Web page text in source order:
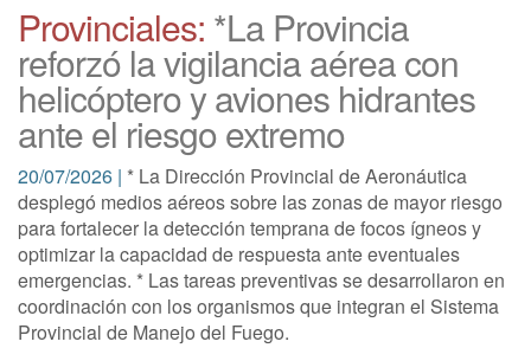
Provinciales: *La Provincia
reforzó la vigilancia aérea con
helicóptero y aviones hidrantes
ante el riesgo extremo
20/07/2026 | * La Dirección Provincial de Aeronáutica
desplegó medios aéreos sobre las zonas de mayor riesgo
para fortalecer la detección temprana de focos ígneos y
optimizar la capacidad de respuesta ante eventuales
emergencias. * Las tareas preventivas se desarrollaron en
coordinación con los organismos que integran el Sistema
Provincial de Manejo del Fuego.